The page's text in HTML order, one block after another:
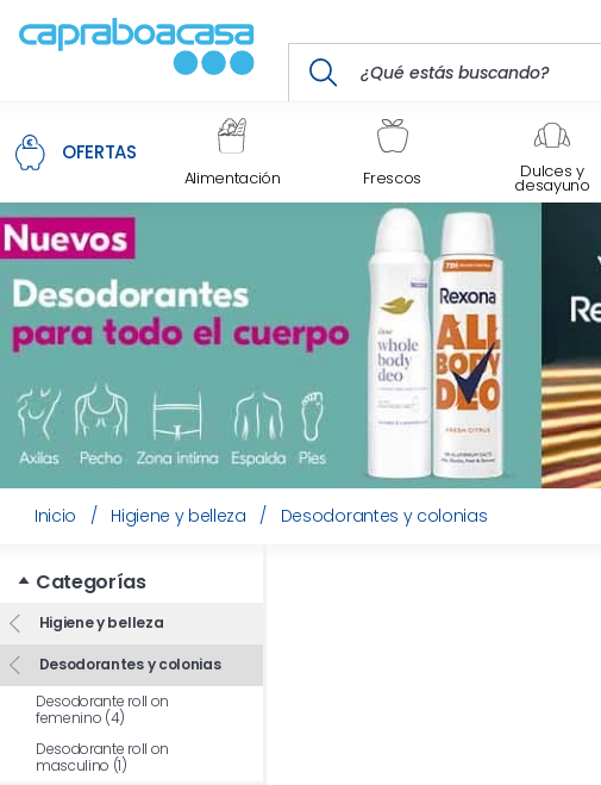
OFERTAS
Alimentación Frescos Dulces y
desayuno
Inicio / Higiene y belleza / Desodorantes y colonias
Categorías
Higiene y belleza
Desodorantes y colonias
Desodorante roll on
femenino (4)
Desodorante roll on
masculino (1)